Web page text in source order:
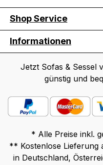
Shop Service
Informationen
Jetzt Sofas & Sessel
günstig und
* Alle Preise inkl.
** Kostenlose Lieferung
in Deutschland,